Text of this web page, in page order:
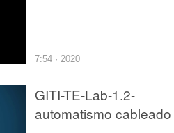
7:54 · 2020
GITI-TE-Lab-1.2-
automatismo cableado